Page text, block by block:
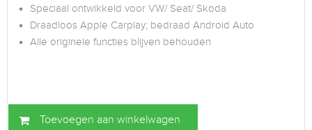
Speciaal ontwikkeld voor VW/ Seat/ Skoda
Draadloos Apple Carplay; bedraad Android Auto
Alle originele functies blijven behouden
Toevoegen aan winkelwagen